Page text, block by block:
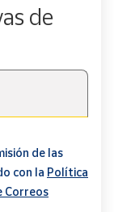
de
de las
con la Política
Correos